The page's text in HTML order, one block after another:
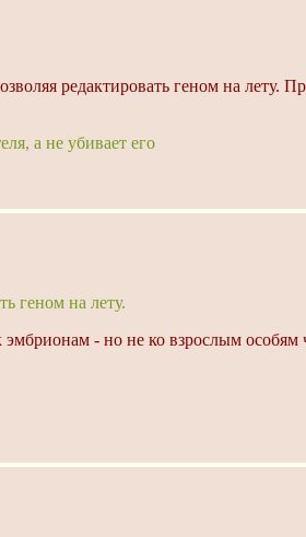
редактировать геном на лету.
а не убивает его
геном на лету.
- но не ко взрослым особям